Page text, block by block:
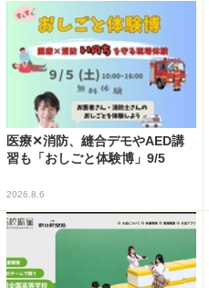
医療✕消防、縫合デモやAED講
習も「おしごと体験博」9/5
2026.8.6